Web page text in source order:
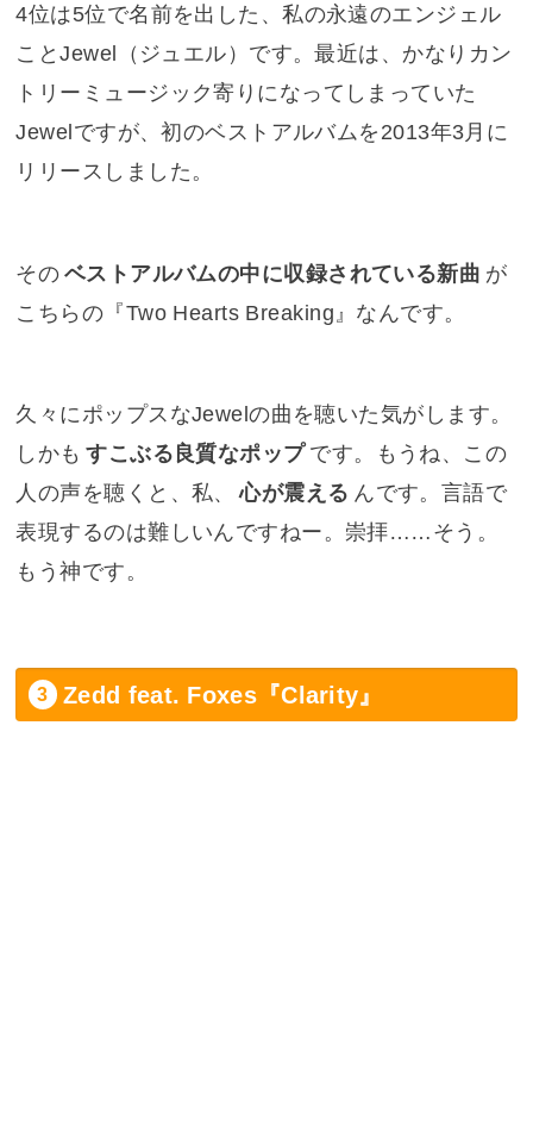
4位は5位で名前を出した、私の永遠のエンジェル
ことJewel（ジュエル）です。最近は、かなりカン
トリーミュージック寄りになってしまっていた
Jewelですが、初のベストアルバムを2013年3月に
リリースしました。
その ベストアルバムの中に収録されている新曲 が
こちらの『Two Hearts Breaking 』なんです。
久々にポップスなJewelの曲を聴いた気がします。
しかも すこぶる良質なポップ です。もうね、この
人の声を聴くと、私、
心が震える んです。言語で
表現するのは難しいんですねー。崇拝……そう。
もう神です。
Zedd feat. Foxes『Clarity』